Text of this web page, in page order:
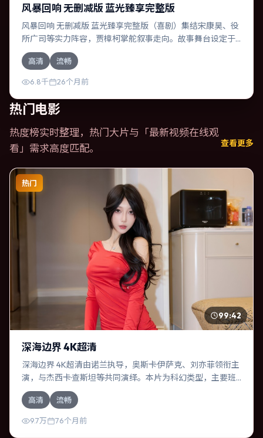
风暴回响 无删减版 蓝光臻享完整版
风暴回响 无删减版 蓝光臻享完整版（喜剧）集结宋康昊、役
所广司等实力阵容，贾樟柯掌舵叙事走向。故事舞台设定于
日本，围绕一次意外选择展开连锁反应；配乐与色彩高度服
务于主题，结尾留白耐人寻味。
高清 流畅
6.8千 26个月前
热门电影
热度榜实时整理，热门大片与「最新视频在线观
看 」需求高度匹配。 查看更多
热门
99:42
深海边界 4K超清
深海边界 4K超清由诺兰执导，奥斯卡·伊萨克、刘亦菲领衔主
演，与杰西卡·查斯坦等共同演绎。本片为科幻类型，主要班
底与取景来自俄罗斯。两代人的隔阂在故乡小城被慢慢缝
合。影片整体气质温暖，节奏紧凑，人物动机清晰，适合喜
欢强情节与细腻表演的观众。
高清 流畅
9.7万 76个月前